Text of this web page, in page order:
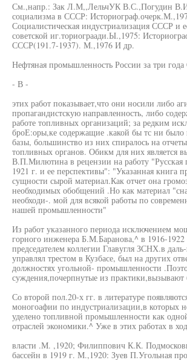
См.,напр.: Зак Л.М,,ЛельчУК В.С.,Погудин
социализма в СССР:
Социалистическая индустриализация СССР и
советской иг.ториограади.Ы.,1975:
СССР(191.7-1937). М.,1976 И др.
Нефтяная промышленность России за три года
- В -
этих работ показывает,что они носили либо
пропагандистскую направленность, либо
работе топливных организаций; за редким
броЕ:оры,ке содержащие .какой бы тс ни было
базы, большинство из них спиралось на
топливных органов. Обикм для них является
В.П.Милютина в рецензии на работу "Русская
1921 г. и ее перспективы": "Указанная книга
сущности сырой материал.Как отчет она
необходимых обобщений .Но как материал "сна
необходи-. мой для всякой работы по
нашей промышленности"
Из работ указанного периода исключением
горного инженера Б.М.Баранова,^ в 1916-1922
председателем коллегии Главугля ЗСНХ.в
управлял трестом в Кузбасе, был на других
должностях угольной- промышленности
суждения,почерпнутые из практики,вызывают
Со второй пол.20-х гг. в литературе
моногоафии по индустриализации,в которых
уделено топливной промышленности как
отраслей экономики.^ Уже в этих работах в
власти .М. ,1920; Филиппович К.К.
бассейн в 1919 г. М.,1920: Зуев П.Угольная